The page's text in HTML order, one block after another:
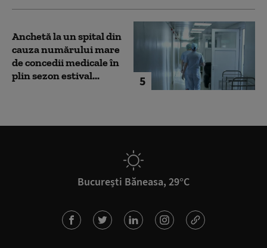
5
Anchetă la un spital din
cauza numărului mare
de concedii medicale în
plin sezon estival...
București Băneasa, 29°C